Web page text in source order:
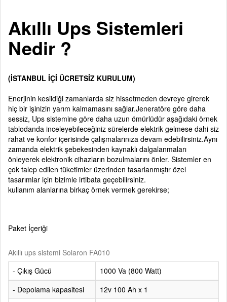
Akıllı Ups Sistemleri
Nedir ?
(İSTANBUL İÇİ ÜCRETSİZ KURULUM)
Enerjinin kesildiği zamanlarda siz hissetmeden devreye girerek
hiç bir işinizin yarım kalmamasını sağlar.Jeneratöre göre daha
sessiz, Ups sistemine göre daha uzun ömürlüdür aşağıdaki örnek
tablodanda inceleyebileceğiniz sürelerde elektrik gelmese dahi siz
rahat ve konfor içerisinde çalışmalarınıza devam edebilirsiniz.Aynı
zamanda elektrik şebekesinden kaynaklı dalgalanmaları
önleyerek elektronik cihazların bozulmalarını önler. Sistemler en
çok talep edilen tüketimler üzerinden tasarlanmıştır özel
tasarımlar için bizimle irtibata geçebilirsiniz.
kullanım alanlarına birkaç örnek vermek gerekirse;
Paket İçeriği
Akıllı ups sistemi Solaron FA010
- Çıkış Gücü
1000 Va (800 Watt)
- Depolama kapasitesi
12v 100 Ah x 1